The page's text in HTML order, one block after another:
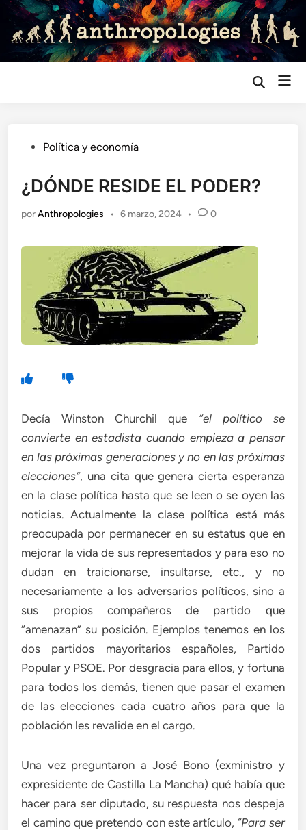
Saltar
contenido
Abrir
Publicado
Política y economía
¿DÓNDE RESIDE EL PODER?
porAnthropologies • 6 marzo, 2024 • 0
Decía Winston Churchil que “el político se
convierte en estadista cuando empieza a pensar
en las próximas generaciones y no en las próximas
elecciones”, una cita que genera cierta esperanza
en la clase política hasta que se leen o se oyen las
noticias. Actualmente la clase política está más
preocupada por permanecer en su estatus que en
mejorar la vida de sus representados y para eso no
dudan en traicionarse, insultarse, etc., y no
necesariamente a los adversarios políticos, sino a
sus propios compañeros de partido que
“amenazan” su posición. Ejemplos tenemos en los
dos partidos mayoritarios españoles, Partido
Popular y PSOE. Por desgracia para ellos, y fortuna
para todos los demás, tienen que pasar el examen
de las elecciones cada cuatro años para que la
población les revalide en el cargo.
Una vez preguntaron a José Bono (exministro y
expresidente de Castilla La Mancha) qué había que
hacer para ser diputado, su respuesta nos despeja
el camino que pretendo con este artículo, “Para ser